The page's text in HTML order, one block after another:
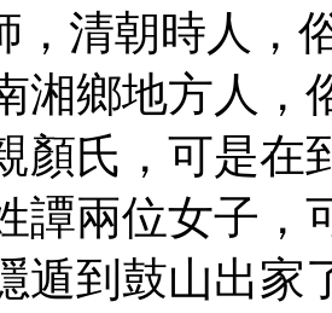
，清朝時人，
湘鄉地方人，
顏氏，可是在
譚兩位女子，
遁到鼓山出家